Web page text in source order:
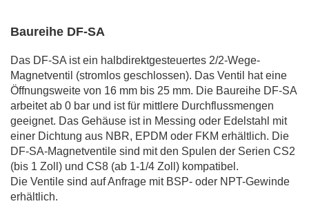
Baureihe DF-SA
Das DF-SA ist ein halbdirektgesteuertes 2/2-Wege-
Magnetventil (stromlos geschlossen). Das Ventil hat eine
Öffnungsweite von 16 mm bis 25 mm. Die Baureihe DF-SA
arbeitet ab 0 bar und ist für mittlere Durchflussmengen
geeignet. Das Gehäuse ist in Messing oder Edelstahl mit
einer Dichtung aus NBR, EPDM oder FKM erhältlich. Die
DF-SA-Magnetventile sind mit den Spulen der Serien CS2
(bis 1 Zoll) und CS8 (ab 1-1/4 Zoll) kompatibel.
Die Ventile sind auf Anfrage mit BSP- oder NPT-Gewinde
erhältlich.